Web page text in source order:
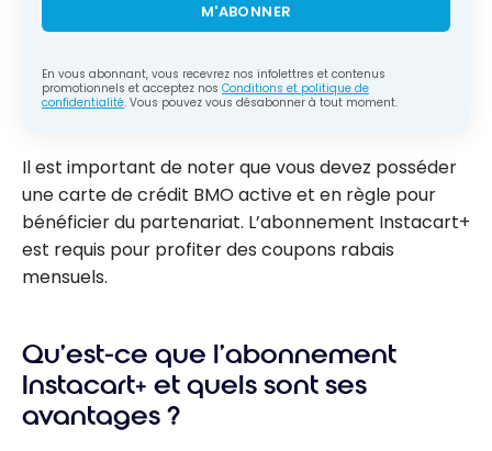
M'ABONNER
En vous abonnant, vous recevrez nos infolettres et contenus
promotionnels et acceptez nos Conditions et politique de
confidentialité. Vous pouvez vous désabonner à tout moment.
Il est important de noter que vous devez posséder
une carte de crédit BMO active et en règle pour
bénéficier du partenariat. L’abonnement Instacart+
est requis pour profiter des coupons rabais
mensuels.
Qu’est-ce que l’abonnement
Instacart+ et quels sont ses
avantages ?